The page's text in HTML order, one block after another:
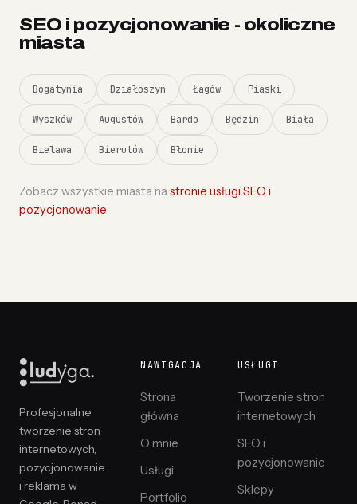
SEO i pozycjonowanie - okoliczne
miasta
Bogatynia Działoszyn Łagów Piaski
Wyszków Augustów Bardo Będzin Biała
Bielawa Bierutów Błonie
Zobacz wszystkie miasta na stronie usługi SEO i
pozycjonowanie
Profesjonalne
tworzenie stron
internetowych,
pozycjonowanie
i reklama w
NAWIGACJA
Strona
główna
O mnie
Usługi
Portfolio
USŁUGI
Tworzenie stron
internetowych
SEO i
pozycjonowanie
Sklepy